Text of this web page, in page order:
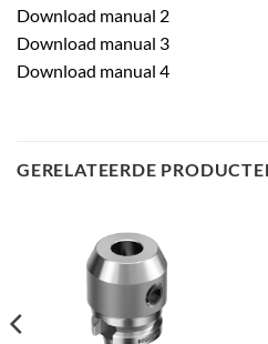
Download manual 2
Download manual 3
Download manual 4
GERELATEERDE